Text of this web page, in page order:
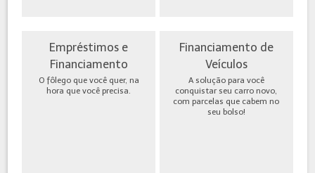
Empréstimos e
Financiamento
O fôlego que você quer, na
hora que você precisa.
Financiamento de
Veículos
A solução para você
conquistar seu carro novo,
com parcelas que cabem no
seu bolso!